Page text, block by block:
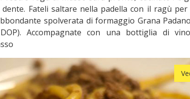
Fateli saltare nella padella con il ragù
spolverata di formaggio Grana
Accompagnate con una bottiglia di